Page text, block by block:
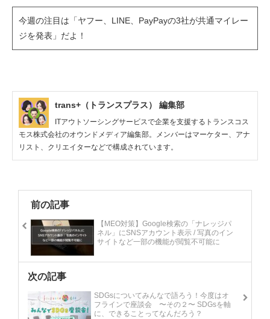
今週の注目は「ヤフー、LINE、PayPayの3社が共通マイレー
ジを発表」だよ！
trans+（トランスプラス） 編集部
ITアウトソーシングサービスで企業を支援するトランスコス
モス株式会社のオウンドメディア編集部。メンバーはマーケター、アナ
リスト、クリエイターなどで構成されています。
前の記事
【MEO対策】Google検索の「ナレッジパ
ネル」にSNSアカウント表示 / 写真のイン
サイトなど一部の機能が閲覧不可能に
次の記事
SDGsについてみんなで語ろう！今度はオ
フラインで座談会 〜その２〜 SDGsを軸
に、できることってなんだろう？